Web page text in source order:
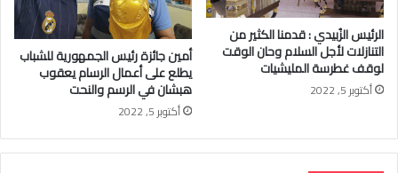
الرئيس الزُبيدي : قدمنا الكثير من
التنازلات لأجل السلام وحان الوقت
لوقف غطرسة المليشيات
أكتوبر 5, 2022
أمين جائزة رئيس الجمهورية للشباب
يطلع على أعمال الرسام يعقوب
هبشان في الرسم والنحت
أكتوبر 5, 2022